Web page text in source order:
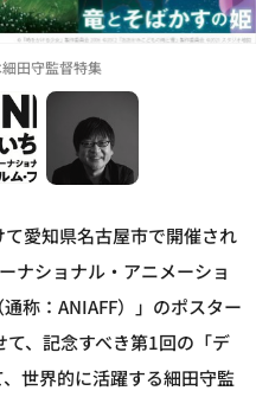
田守監督特集
愛知県名古屋市で開催され
ナショナル・アニメーショ
称：ANIAFF）」のポスター
て、記念すべき第1回の「デ
世界的に活躍する細田守監